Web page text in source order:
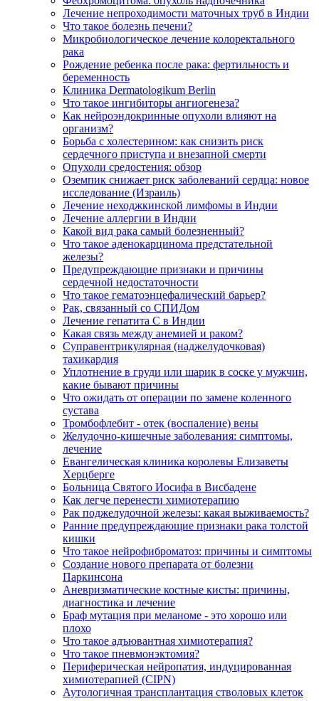
Лечение непроходимости маточных труб в Индии
Что такое болезнь печени?
Микробиологическое лечение колоректального
рака
Рождение ребенка после рака: фертильность и
беременность
Клиника Dermatologikum Berlin
Что такое ингибиторы ангиогенеза?
Как нейроэндокринные опухоли влияют на
организм?
Борьба с холестерином: как снизить риск
сердечного приступа и внезапной смерти
Опухоли средостения: обзор
Оземпик снижает риск заболеваний сердца: новое
исследование (Израиль)
Лечение неходжкинской лимфомы в Индии
Лечение аллергии в Индии
Какой вид рака самый болезненный?
Что такое аденокарцинома предстательной
железы?
Предупреждающие признаки и причины
сердечной недостаточности
Что такое гематоэнцефалический барьер?
Рак, связанный со СПИДом
Лечение гепатита С в Индии
Какая связь между анемией и раком?
Суправентрикулярная (наджелудочковая)
тахикардия
Уплотнение в груди или шарик в соске у мужчин,
какие бывают причины
Что ожидать от операции по замене коленного
сустава
Тромбофлебит - отек (воспаление) вены
Желудочно-кишечные заболевания: симптомы,
лечение
Евангелическая клиника королевы Елизаветы
Херцберге
Больница Святого Иосифа в Висбадене
Как легче перенести химиотерапию
Рак поджелудочной железы: какая выживаемость?
Ранние предупреждающие признаки рака толстой
кишки
Что такое нейрофиброматоз: причины и симптомы
Создание нового препарата от болезни
Паркинсона
Аневризматические костные кисты: причины,
диагностика и лечение
Браф мутация при меланоме - это хорошо или
плохо
Что такое адъювантная химиотерапия?
Что такое пневмонэктомия?
Периферическая нейропатия, индуцированная
химиотерапией (CIPN)
Аутологичная трансплантация стволовых клеток